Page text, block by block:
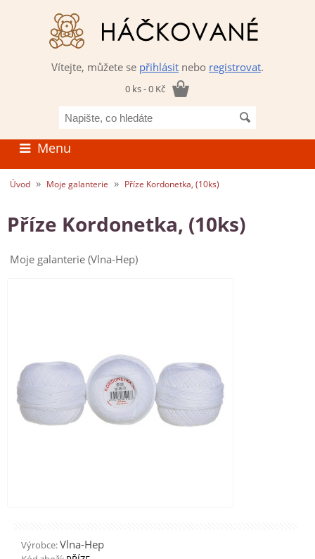
Vítejte, můžete se přihlásit nebo registrovat.
0 ks - 0 Kč
co
hledáte
Menu
Úvod » Moje galanterie » Příze Kordonetka, (10ks)
Příze Kordonetka, (10ks)
Moje galanterie (Vlna-Hep)
Výrobce:Vlna-Hep